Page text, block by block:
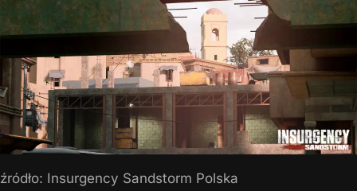
źródło: Insurgency Sandstorm Polska